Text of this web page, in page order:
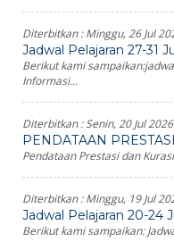
Diterbitkan :Minggu, 26 Jul
Jadwal Pelajaran 27-31
Berikut kami
Informasi...
Diterbitkan :Senin, 20 Jul 2026
PENDATAAN PRESTASI
Pendataan Prestasi dan
Diterbitkan :Minggu, 19 Jul
Jadwal Pelajaran 20-24
Berikut kami sampaikan: